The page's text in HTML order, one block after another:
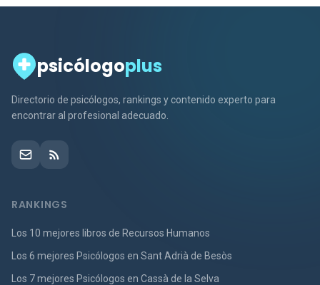
psicólogoplus
Directorio de psicólogos, rankings y contenido experto para
encontrar al profesional adecuado.
RANKINGS
Los 10 mejores libros de Recursos Humanos
Los 6 mejores Psicólogos en Sant Adrià de Besòs
Los 7 mejores Psicólogos en Cassà de la Selva